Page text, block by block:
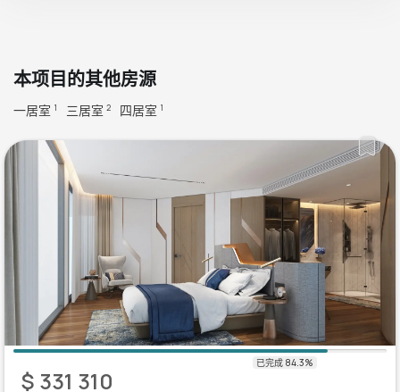
本项目的其他房源
一居室 1 三居室 2 四居室 1
$ 331 310